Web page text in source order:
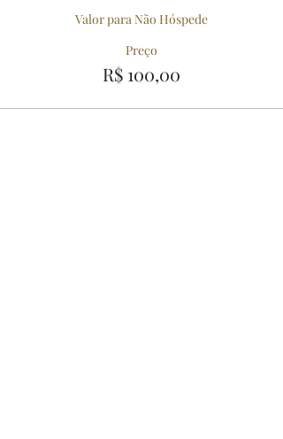
Valor para Não Hóspede
Preço
R$ 100,00